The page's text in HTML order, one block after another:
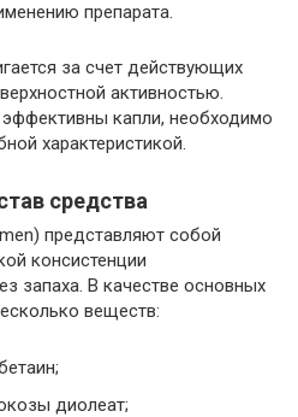
препарата.
за счет действующих
активностью.
капли, необходимо
характеристикой.
средства
представляют собой
консистенции
запаха. В качестве основных
веществ:
диолеат;